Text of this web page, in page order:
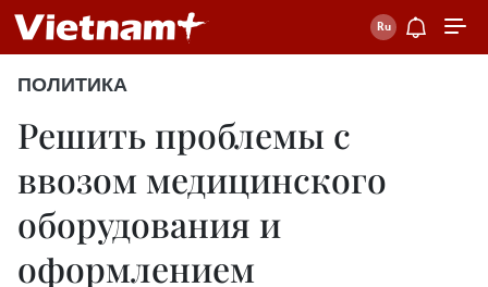
ПОЛИТИКА
Решить проблемы с
ввозом медицинского
оборудования и
оформлением